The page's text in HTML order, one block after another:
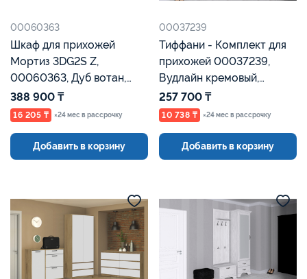
00060363
Шкаф для прихожей
Мортиз 3DG2S Z,
00060363, Дуб вотан,
Евромебель
388 900 ₸
16 205 ₸ ×24 мес в рассрочку
Добавить в корзину
00037239
Тиффани - Комплект для
прихожей 00037239,
Вудлайн кремовый,
Анрэкс
257 700 ₸
10 738 ₸ ×24 мес в рассрочку
Добавить в корзину